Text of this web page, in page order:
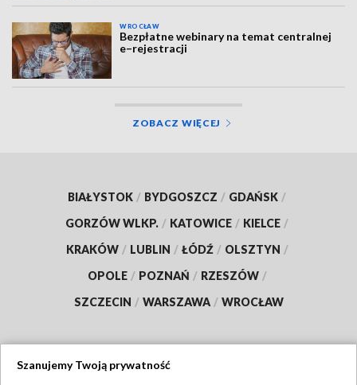
WROCŁAW
Bezpłatne webinary na temat centralnej
e–rejestracji
ZOBACZ WIĘCEJ
BIAŁYSTOK / BYDGOSZCZ / GDAŃSK /
GORZÓW WLKP. / KATOWICE / KIELCE /
KRAKÓW / LUBLIN / ŁÓDŹ / OLSZTYN /
OPOLE / POZNAŃ / RZESZÓW /
SZCZECIN / WARSZAWA / WROCŁAW
Szanujemy Twoją prywatność